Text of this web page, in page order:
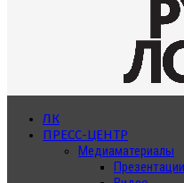
ЛК
ПРЕСС-ЦЕНТР
Медиаматериалы
Презентации